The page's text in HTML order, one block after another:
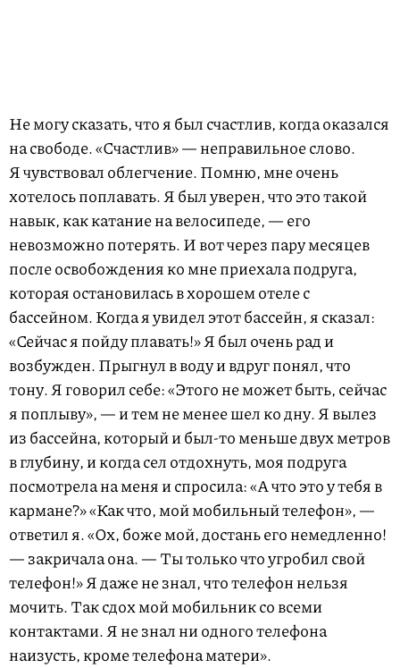
Не могу сказать, что я был счастлив, когда оказался
на свободе. «Счастлив» — неправильное слово.
Я чувствовал облегчение. Помню, мне очень
хотелось поплавать. Я был уверен, что это такой
навык, как катание на велосипеде, — его
невозможно потерять. И вот через пару месяцев
после освобождения ко мне приехала подруга,
которая остановилась в хорошем отеле с
бассейном. Когда я увидел этот бассейн, я сказал:
«Сейчас я пойду плавать!» Я был очень рад и
возбужден. Прыгнул в воду и вдруг понял, что
тону. Я говорил себе: «Этого не может быть, сейчас
я поплыву», — и тем не менее шел ко дну. Я вылез
из бассейна, который и был-то меньше двух метров
в глубину, и когда сел отдохнуть, моя подруга
посмотрела на меня и спросила: «А что это у тебя в
кармане?» «Как что, мой мобильный телефон», —
ответил я. «Ох, боже мой, достань его немедленно!
— закричала она. — Ты только что угробил свой
телефон!» Я даже не знал, что телефон нельзя
мочить. Так сдох мой мобильник со всеми
контактами. Я не знал ни одного телефона
наизусть, кроме телефона матери».